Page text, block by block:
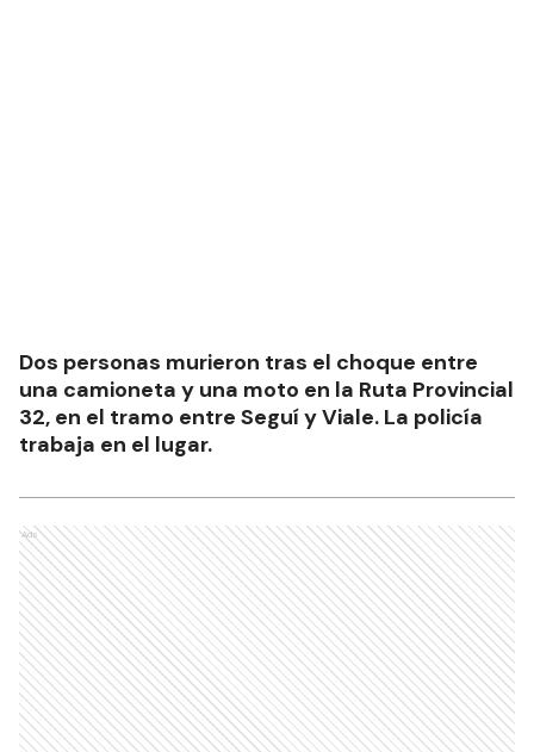
Dos personas murieron tras el choque entre
una camioneta y una moto en la Ruta Provincial
32, en el tramo entre Seguí y Viale. La policía
trabaja en el lugar.
Ads